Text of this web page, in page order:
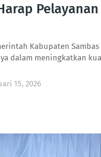
Kabupaten
dalam meningkatkan
15, 2026